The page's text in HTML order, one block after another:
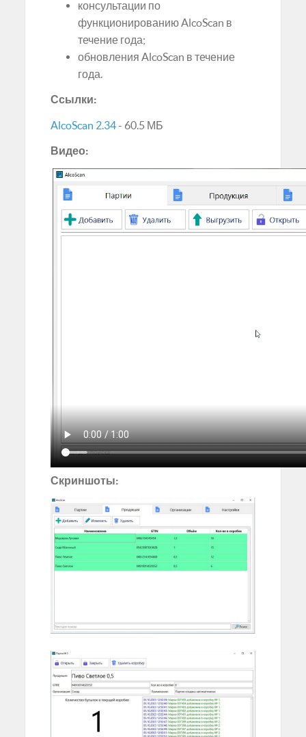
консультации по
функционированию AlcoScan в
течение года;
обновления AlcoScan в течение
года.
Ссылки:
AlcoScan 2.34- 60.5 МБ
Видео:
Скриншоты: